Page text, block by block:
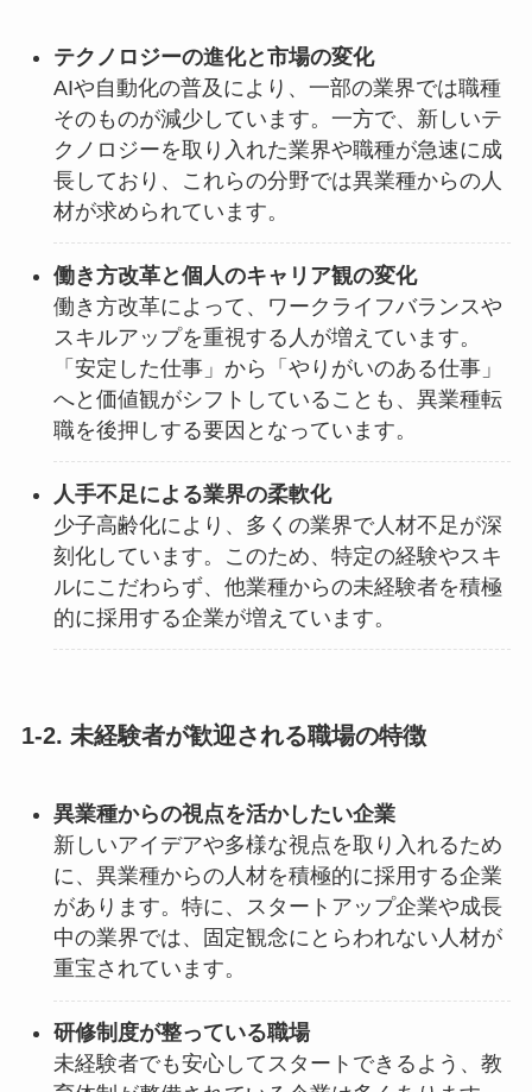
テクノロジーの進化と市場の変化
AIや自動化の普及により、一部の業界では職種
そのものが減少しています。一方で、新しいテ
クノロジーを取り入れた業界や職種が急速に成
長しており、これらの分野では異業種からの人
材が求められています。
働き方改革と個人のキャリア観の変化
働き方改革によって、ワークライフバランスや
スキルアップを重視する人が増えています。
「安定した仕事」から「やりがいのある仕事」
へと価値観がシフトしていることも、異業種転
職を後押しする要因となっています。
人手不足による業界の柔軟化
少子高齢化により、多くの業界で人材不足が深
刻化しています。このため、特定の経験やスキ
ルにこだわらず、他業種からの未経験者を積極
的に採用する企業が増えています。
1-2. 未経験者が歓迎される職場の特徴
異業種からの視点を活かしたい企業
新しいアイデアや多様な視点を取り入れるため
に、異業種からの人材を積極的に採用する企業
があります。特に、スタートアップ企業や成長
中の業界では、固定観念にとらわれない人材が
重宝されています。
研修制度が整っている職場
未経験者でも安心してスタートできるよう、教